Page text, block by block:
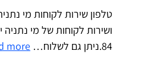
טלפון שירות לקוחות מי
84.ניתן גם לשלוח…
more